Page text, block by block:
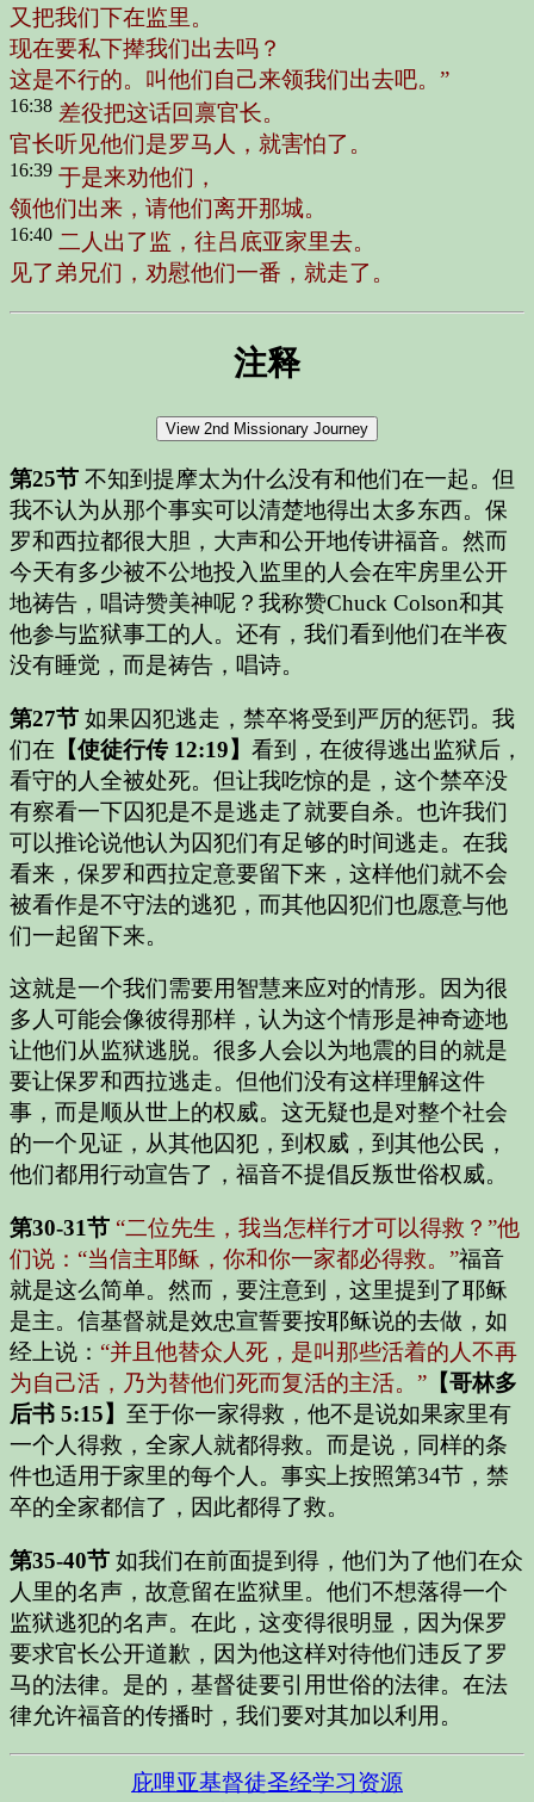
又把我们下在监里。
现在要私下撵我们出去吗？
这是不行的。叫他们自己来领我们出去吧。”
16:38 差役把这话回禀官长。
官长听见他们是罗马人，就害怕了。
16:39 于是来劝他们，
领他们出来，请他们离开那城。
16:40 二人出了监，往吕底亚家里去。
见了弟兄们，劝慰他们一番，就走了。
注释
第25节 不知到提摩太为什么没有和他们在一起。但
我不认为从那个事实可以清楚地得出太多东西。保
罗和西拉都很大胆，大声和公开地传讲福音。然而
今天有多少被不公地投入监里的人会在牢房里公开
地祷告，唱诗赞美神呢？我称赞Chuck Colson和其
他参与监狱事工的人。还有，我们看到他们在半夜
没有睡觉，而是祷告，唱诗。
第27节 如果囚犯逃走，禁卒将受到严厉的惩罚。我
们在 【使徒行传 12:19】 看到，在彼得逃出监狱后，
看守的人全被处死。但让我吃惊的是，这个禁卒没
有察看一下囚犯是不是逃走了就要自杀。也许我们
可以推论说他认为囚犯们有足够的时间逃走。在我
看来，保罗和西拉定意要留下来，这样他们就不会
被看作是不守法的逃犯，而其他囚犯们也愿意与他
们一起留下来。
这就是一个我们需要用智慧来应对的情形。因为很
多人可能会像彼得那样，认为这个情形是神奇迹地
让他们从监狱逃脱。很多人会以为地震的目的就是
要让保罗和西拉逃走。但他们没有这样理解这件
事，而是顺从世上的权威。这无疑也是对整个社会
的一个见证，从其他囚犯，到权威，到其他公民，
他们都用行动宣告了，福音不提倡反叛世俗权威。
第30-31节 “二位先生，我当怎样行才可以得救？”他
们说：“当信主耶稣，你和你一家都必得救。”福音
就是这么简单。然而，要注意到，这里提到了耶稣
是主。信基督就是效忠宣誓要按耶稣说的去做，如
经上说： “并且他替众人死，是叫那些活着的人不再
为自己活，乃为替他们死而复活的主活。” 【哥林多
后书 5:15】 至于你一家得救，他不是说如果家里有
一个人得救，全家人就都得救。而是说，同样的条
件也适用于家里的每个人。事实上按照第34节，禁
卒的全家都信了，因此都得了救。
第35-40节 如我们在前面提到得，他们为了他们在众
人里的名声，故意留在监狱里。他们不想落得一个
监狱逃犯的名声。在此，这变得很明显，因为保罗
要求官长公开道歉，因为他这样对待他们违反了罗
马的法律。是的，基督徒要引用世俗的法律。在法
律允许福音的传播时，我们要对其加以利用。
庇哩亚基督徒圣经学习资源